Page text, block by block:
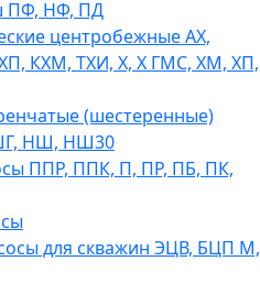
ПФ, НФ, ПД
центробежные АХ,
КХМ, ТХИ, Х, Х ГМС, ХМ, ХП,
(шестеренные)
НШ, НШ30
ППР, ППК, П, ПР, ПБ, ПК,
для скважин ЭЦВ, БЦП М,